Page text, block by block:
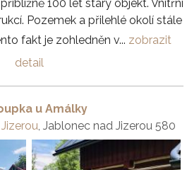
100 let starý objekt. Vnitřní
Pozemek a přilehlé okolí stále
fakt je zohledněn v... zobrazit
detail
u Amálky
, Jablonec nad Jizerou 580